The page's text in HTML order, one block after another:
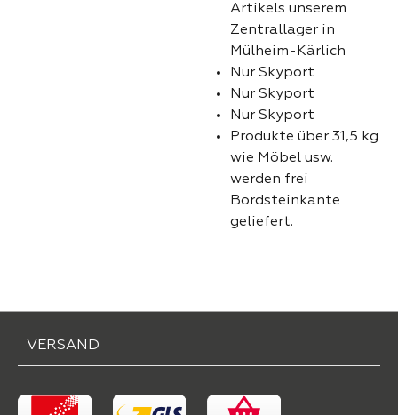
Artikels unserem
Zentrallager in
Mülheim-Kärlich
Nur Skyport
Nur Skyport
Nur Skyport
Produkte über 31,5 kg
wie Möbel usw.
werden frei
Bordsteinkante
geliefert.
VERSAND